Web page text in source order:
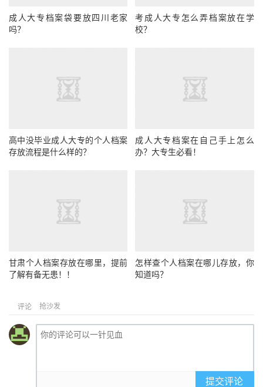
成人大专档案袋要放四川老家
吗？
考成人大专怎么弄档案放在学
校？
高中没毕业成人大专的个人档案
存放流程是什么样的？
成人大专档案在自己手上怎么
办？大专生必看！
甘肃个人档案存放在哪里，提前
了解有备无患！！
怎样查个人档案在哪儿存放，你
知道吗？
评论 抢沙发
提交评论